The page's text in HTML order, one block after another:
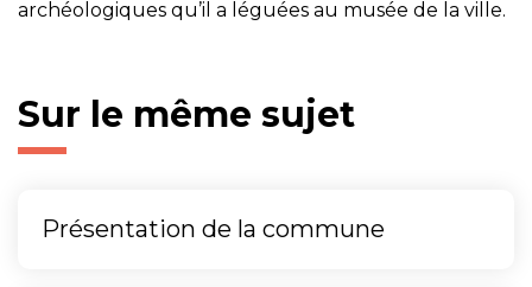
archéologiques qu’il a léguées au musée de la ville.
Sur le même sujet
Présentation de la commune